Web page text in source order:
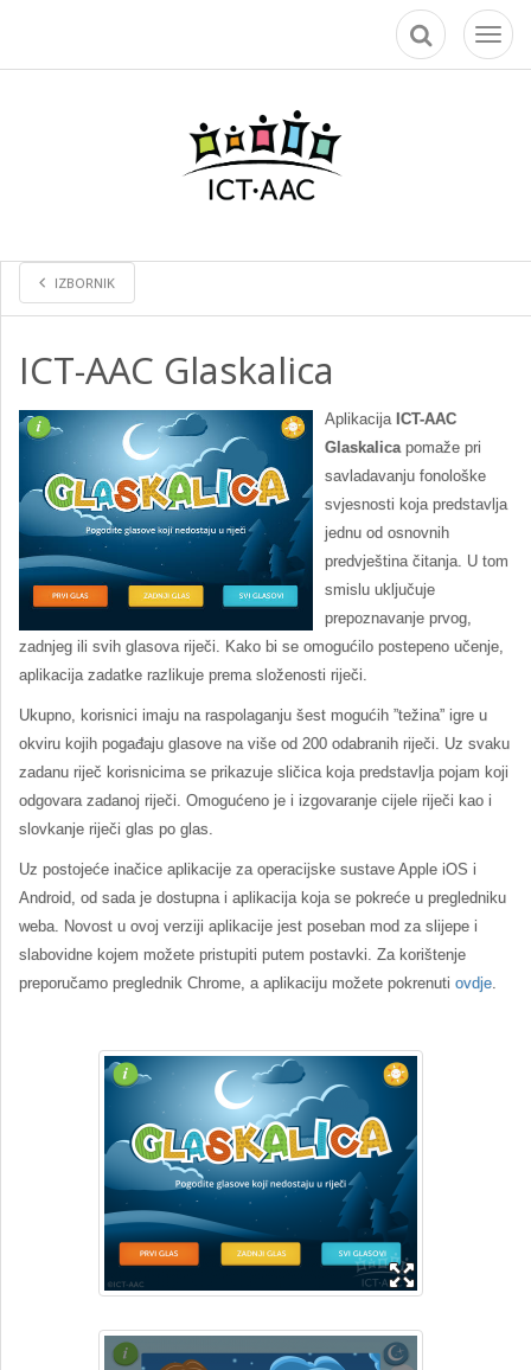
Toggle
IZBORNIK
ICT-AAC Glaskalica
Aplikacija ICT-AAC
Glaskalicapomaže pri
savladavanju fonološke
svjesnosti koja predstavlja
jednu od osnovnih
predvještina čitanja. U tom
smislu uključuje
prepoznavanje prvog,
zadnjeg ili svih glasova riječi. Kako bi se omogućilo postepeno učenje,
aplikacija zadatke razlikuje prema složenosti riječi.
Ukupno, korisnici imaju na raspolaganju šest mogućih ”težina” igre u
okviru kojih pogađaju glasove na više od 200 odabranih riječi. Uz svaku
zadanu riječ korisnicima se prikazuje sličica koja predstavlja pojam koji
odgovara zadanoj riječi. Omogućeno je i izgovaranje cijele riječi kao i
slovkanje riječi glas po glas.
Uz postojeće inačice aplikacije za operacijske sustave Apple iOS i
Android, od sada je dostupna i aplikacija koja se pokreće u pregledniku
weba. Novost u ovoj verziji aplikacije jest poseban mod za slijepe i
slabovidne kojem možete pristupiti putem postavki. Za korištenje
preporučamo preglednik Chrome, a aplikaciju možete pokrenuti ovdje.